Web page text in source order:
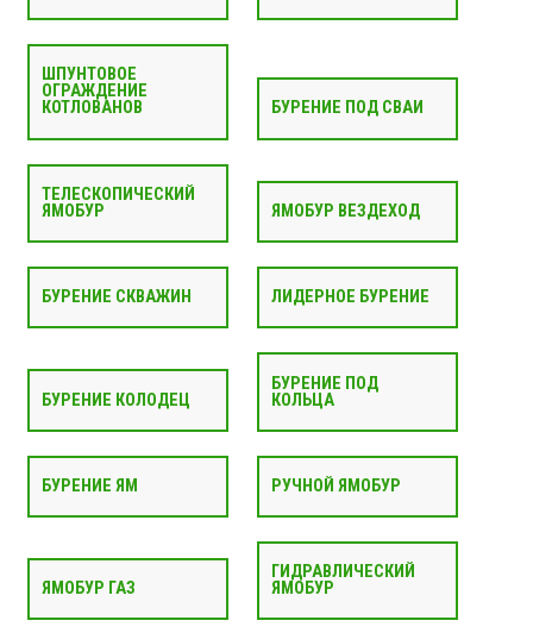
ШПУНТОВОЕ
ОГРАЖДЕНИЕ
КОТЛОВАНОВ
БУРЕНИЕ ПОД СВАИ
ТЕЛЕСКОПИЧЕСКИЙ
ЯМОБУР
ЯМОБУР ВЕЗДЕХОД
БУРЕНИЕ СКВАЖИН ЛИДЕРНОЕ БУРЕНИЕ
БУРЕНИЕ КОЛОДЕЦ
БУРЕНИЕ ПОД
КОЛЬЦА
БУРЕНИЕ ЯМ РУЧНОЙ ЯМОБУР
ЯМОБУР ГАЗ
ГИДРАВЛИЧЕСКИЙ
ЯМОБУР